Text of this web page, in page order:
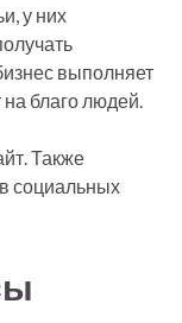
у них
выполняет
благо людей.
Также
социальных